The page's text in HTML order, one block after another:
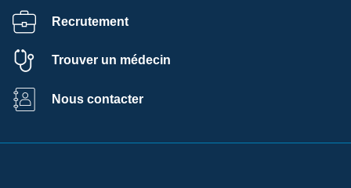
Recrutement
Trouver un médecin
Nous contacter